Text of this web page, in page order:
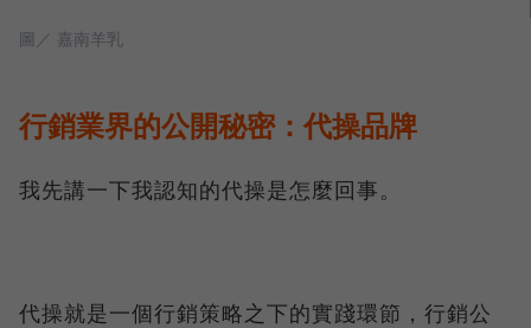
圖／ 嘉南羊乳
行銷業界的公開秘密：代操品牌
我先講一下我認知的代操是怎麼回事。
代操就是一個行銷策略之下的實踐環節，行銷公